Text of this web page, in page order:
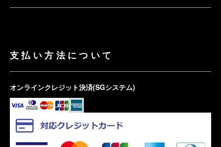
支払い方法について
オンラインクレジット決済(SGシステム)